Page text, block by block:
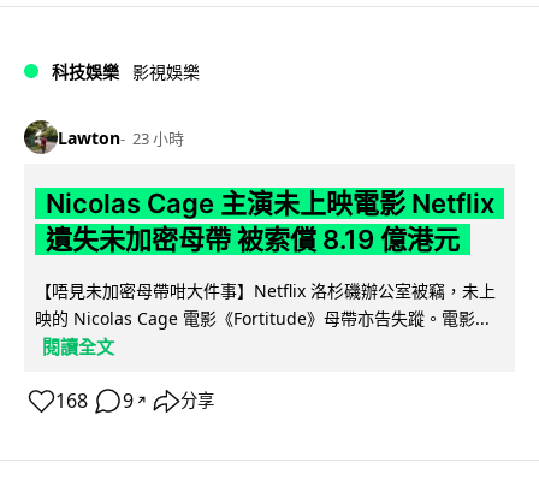
科技娛樂 影視娛樂
Lawton 23 小時
Nicolas Cage 主演未上映電影 Netflix
遺失未加密母帶 被索償 8.19 億港元
【唔見未加密母帶咁大件事】Netflix 洛杉磯辦公室被竊，未上
映的 Nicolas Cage 電影《Fortitude》母帶亦告失蹤。電影...
閱讀全文
168 9 ↗ 分享